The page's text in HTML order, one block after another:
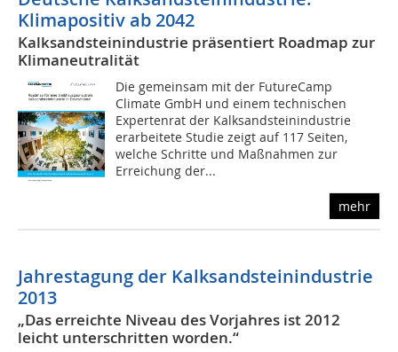
Klimapositiv ab 2042
Kalksandsteinindustrie präsentiert Roadmap zur
Klimaneutralität
Die gemeinsam mit der FutureCamp
Climate GmbH und einem technischen
Expertenrat der Kalksandsteinindustrie
erarbeitete Studie zeigt auf 117 Seiten,
welche Schritte und Maßnahmen zur
Erreichung der...
mehr
Jahrestagung der Kalksandsteinindustrie
2013
„Das erreichte Niveau des Vorjahres ist 2012
leicht unterschritten worden.“